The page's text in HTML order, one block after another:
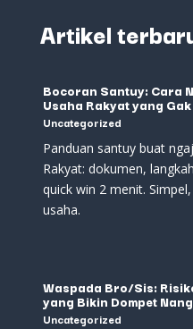
Artikel
Bocoran Santuy: Cara
Usaha Rakyat yang
Uncategorized
Panduan santuy buat
Rakyat: dokumen,
quick win 2 menit.
usaha.
Waspada Bro/Sis:
yang Bikin Dompet
Uncategorized